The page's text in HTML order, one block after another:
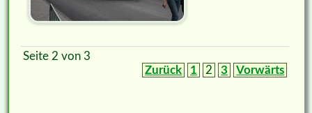
Seite 2 von 3
Zurück
1 2 3 Vorwärts